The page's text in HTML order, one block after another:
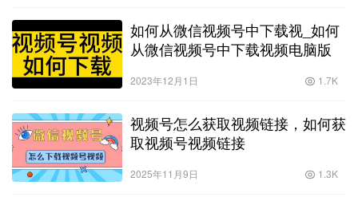
如何从微信视频号中下载视_如何
从微信视频号中下载视频电脑版
2023年12月1日 1.7K
视频号怎么获取视频链接，如何获
取视频号视频链接
2025年11月9日 1.3K